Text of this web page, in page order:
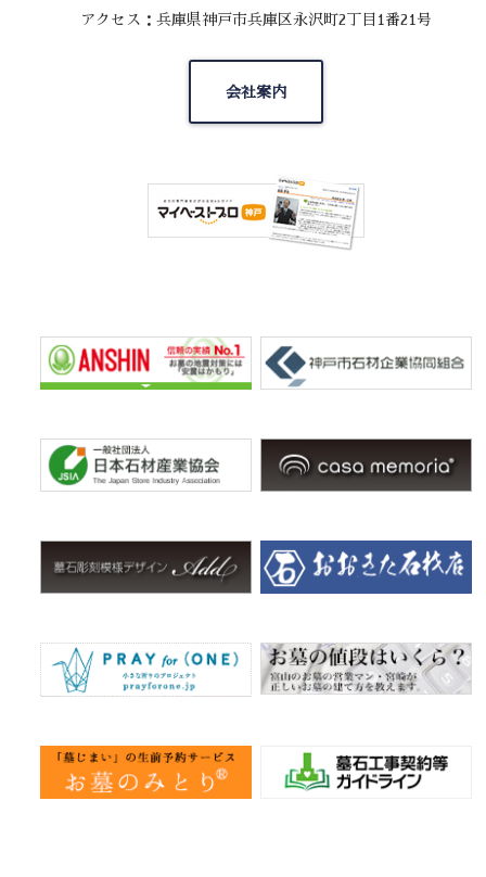
アクセス：兵庫県神戸市兵庫区永沢町2丁目1番21号
会社案内